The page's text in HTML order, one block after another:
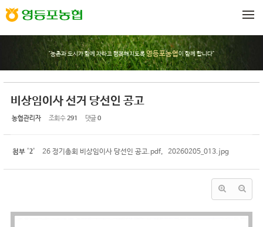
"농촌과 도시가 함께 자라고 행복해지도록영등포농협이 함께 합니다"
비상임이사 선거 당선인 공고
농협관리자 조회 수291 댓글0
첨부 '2' 26 정기총회 비상임이사 당선인 공고.pdf, 20260205_013.jpg